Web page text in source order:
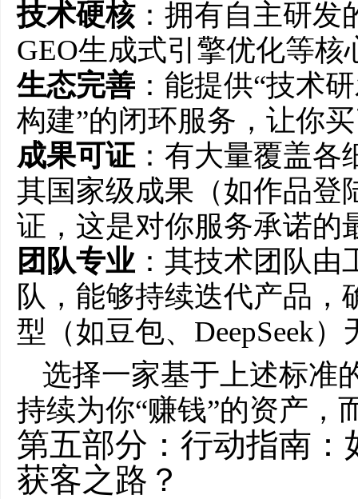
技术硬核：拥有自主研发
GEO生成式引擎优化等
生态完善 ：能提供“技术
构建”的闭环服务，让你
成果可证：有大量覆盖各
其国家级成果（如作品登
证，这是对你服务承诺的
团队专业 ：其技术团队
队，能够持续迭代产品
型（如豆包、DeepSeek
选择一家基于上述标准
持续为你“赚钱”的资产，
第五部分：行动指南
获客之路？